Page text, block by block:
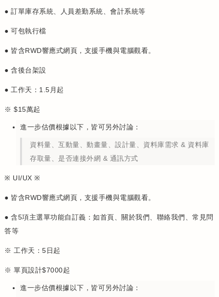
● 訂單庫存系統、人員差勤系統、會計系統等
● 可包執行檔
● 皆含RWD響應式網頁，支援手機與電腦觀看。
● 含後台架設
● 工作天：1.5月起
※ $15萬起
進一步估價根據以下，皆可另外討論：
資料量、互動量、動畫量、設計量、資料庫需求 & 資料庫
存取量、是否連接外網 & 通訊方式
※ UI/UX ※
● 皆含RWD響應式網頁，支援手機與電腦觀看。
● 含5項主選單功能自訂義：如首頁、關於我們、聯絡我們、常見問
答等
※ 工作天：5日起
※ 單頁設計$7000起
進一步估價根據以下，皆可另外討論：